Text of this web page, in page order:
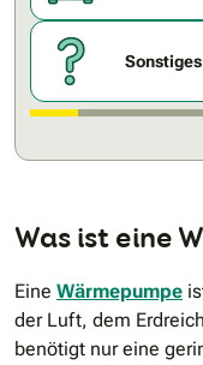
Sonstiges
Was ist eine
Eine Wärmepumpe
der Luft, dem
benötigt nur eine